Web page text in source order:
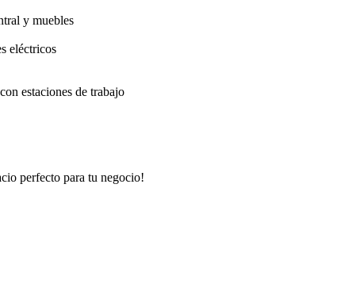
y muebles
eléctricos
estaciones de trabajo
perfecto para tu negocio!